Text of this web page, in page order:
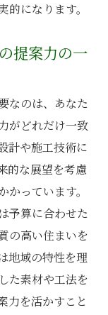
になります。
提案力の一
なのは、あなた
がどれだけ一致
計や施工技術に
的な展望を考慮
っています。
予算に合わせた
の高い住まいを
地域の特性を理
た素材や工法を
力を活かすこと